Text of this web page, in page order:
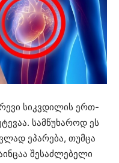
სიკვდილის ერთ-
სამწუხაროდ ეს
ეპარება, თუმცა
შესაძლებელი